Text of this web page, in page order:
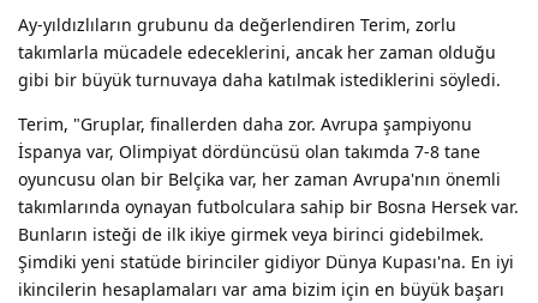
Ay-yıldızlıların grubunu da değerlendiren Terim, zorlu
takımlarla mücadele edeceklerini, ancak her zaman olduğu
gibi bir büyük turnuvaya daha katılmak istediklerini söyledi.
Terim, "Gruplar, finallerden daha zor. Avrupa şampiyonu
İspanya var, Olimpiyat dördüncüsü olan takımda 7-8 tane
oyuncusu olan bir Belçika var, her zaman Avrupa'nın önemli
takımlarında oynayan futbolculara sahip bir Bosna Hersek var.
Bunların isteği de ilk ikiye girmek veya birinci gidebilmek.
Şimdiki yeni statüde birinciler gidiyor Dünya Kupası'na. En iyi
ikincilerin hesaplamaları var ama bizim için en büyük başarı